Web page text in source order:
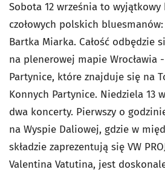
Sobota 12 września to
czołowych polskich
Bartka Miarka. Całość odbędzie
na plenerowej mapie Wrocławia
Partynice, które znajduje się na
Konnych Partynice. Niedziela 13
dwa koncerty. Pierwszy o
na Wyspie Daliowej, gdzie w
składzie zaprezentują się VW
Valentina Vatutina, jest